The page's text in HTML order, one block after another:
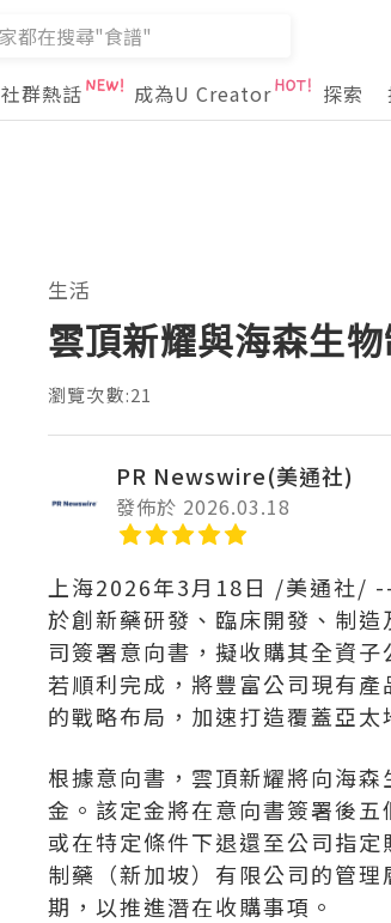
社群熱話 成為U Creator 探索
生活
雲頂新耀與海森生
瀏覽次數:21
PR Newswire(美通社)
發佈於 2026.03.18
上海2026年3月18日 /美通社/
於創新藥研發、臨床開發、制造
司簽署意向書，擬收購其全資
若順利完成，將豐富公司現有
的戰略布局，加速打造覆蓋亞太
根據意向書，雲頂新耀將向海
金。該定金將在意向書簽署後
或在特定條件下退還至公司指
制藥（新加坡）有限公司的管
期，以推進潛在收購事項。